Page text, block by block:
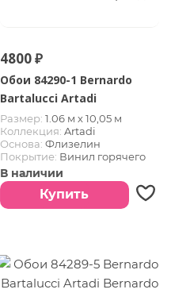
4800 ₽
Обои 84290-1 Bernardo
Bartalucci Artadi
Размер: 1.06 м х 10,05 м
Коллекция: Artadi
Основа: Флизелин
Покрытие: Винил горячего
тиснения
Страна:Южная Корея
В наличии
Купить